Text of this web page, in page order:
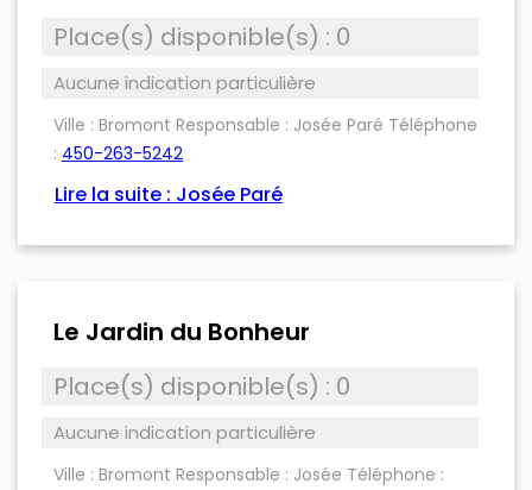
Place(s) disponible(s) : 0
Aucune indication particulière
Ville : Bromont Responsable : Josée Paré Téléphone
: 450-263-5242
Lire la suite : Josée Paré
Le Jardin du Bonheur
Place(s) disponible(s) : 0
Aucune indication particulière
Ville : Bromont Responsable : Josée Téléphone :